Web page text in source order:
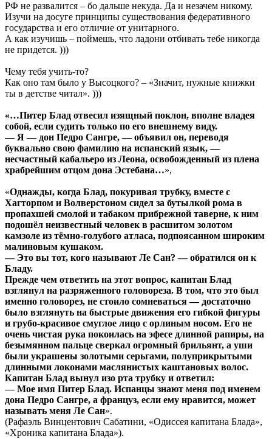
РФ не развалится – бо дальше некуда. Да и незачем никому.
Изучи на досуге принципы существования федеративного
государства и его отличие от унитарного.
А как изучишь – поймешь, что ладони отбивать тебе никогда
не придется. )))
Чему тебя учить-то?
Как оно там было у Высоцкого? – «Значит, нужные книжки
ты в детстве читал». )))
«…Питер Блад отвесил изящный поклон, вполне владея
собой, если судить только по его внешнему виду.
— Я — дон Педро Сангре, — объявил он, переводя
буквально свою фамилию на испанский язык, —
несчастный кабальеро из Леона, освобожденный из плена
храбрейшим отцом дона Эстебана…»,
«Однажды, когда Блад, покуривая трубку, вместе с
Хагторпом и Волверстоном сидел за бутылкой рома в
пропахшей смолой и табаком прибрежной таверне, к ним
подошёл неизвестный человек в расшитом золотом
камзоле из тёмно-голубого атласа, подпоясанном широким
малиновым кушаком.
— Это вы тот, кого называют Ле Сан? — обратился он к
Бладу.
Прежде чем ответить на этот вопрос, капитан Блад
взглянул на разряженного головореза. В том, что это был
именно головорез, не стоило сомневаться — достаточно
было взглянуть на быстрые движения его гибкой фигуры
и грубо-красивое смуглое лицо с орлиным носом. Его не
очень чистая рука покоилась на эфесе длинной рапиры, на
безымянном пальце сверкал огромный брильянт, а уши
были украшены золотыми серьгами, полуприкрытыми
длинными локонами маслянистых каштановых волос.
Капитан Блад вынул изо рта трубку и ответил:
— Мое имя Питер Блад. Испанцы знают меня под именем
дона Педро Сангре, а француз, если ему нравится, может
называть меня Ле Сан».
(Рафаэль Винцентович Сабатини, «Одиссея капитана Блада»,
«Хроника капитана Блада»).